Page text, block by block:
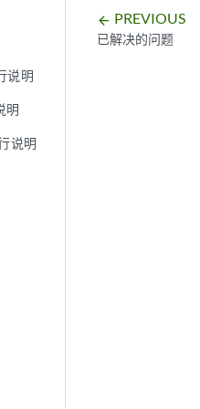
说明
明
说明
arrow_backward PREVIOUS
已解决的问题